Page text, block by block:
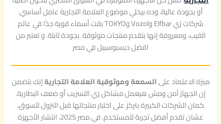
أو بجودة عالية، وده بيخلي موضوع العلامة التجارية عامل أساسي.
شركات زي Elfbar وVozol وTOKYO بقت أسماء قوية جدًا في عالم
الفيب، ومعروفة إنها بتقدم منتجات موثوقة .بجودة ثابتة. و تعتبر من
افضل ديسبوسيبل في مصر
ميزة الاعتماد علىالسمعة وموثوقية العلامة التجاريةإنك بتضمن
إن الجهاز آمن ومش هيعمل مشاكل زي التسريب أو ضعف البطارية.
كمان الشركات الكبيرة بتركز على اختبار منتجاتها قبل النزول للسوق،
عشان تقدم أفضل تجربة للمستخدم. في مصر 2025، انتشار الأجهزة